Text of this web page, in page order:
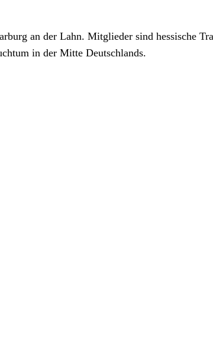
an der Lahn. Mitglieder sind hessische
in der Mitte Deutschlands.